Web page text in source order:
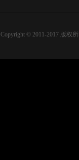
Copyright © 2011-2017 版权